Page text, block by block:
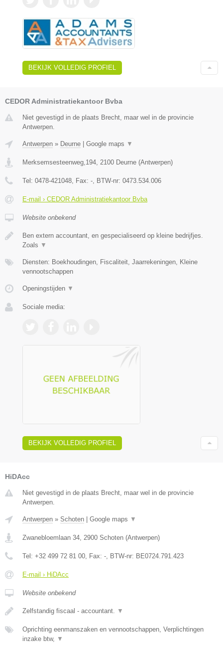
BEKIJK VOLLEDIG PROFIEL
CEDOR Administratiekantoor Bvba
Niet gevestigd in de plaats Brecht, maar wel in de provincie
Antwerpen.
Antwerpen » Deurne Google maps ▼
Merksemsesteenweg,194, 2100 Deurne (Antwerpen)
Tel: 0478-421048, Fax: -, BTW-nr: 0473.534.006
E-mail › CEDOR Administratiekantoor Bvba
Website onbekend
Ben extern accountant, en gespecialiseerd op kleine bedrijfjes.
Zoals ▼
Diensten: Boekhoudingen, Fiscaliteit, Jaarrekeningen, Kleine
vennootschappen
Openingstijden ▼
Sociale media:
BEKIJK VOLLEDIG PROFIEL
HiDAcc
Niet gevestigd in de plaats Brecht, maar wel in de provincie
Antwerpen.
Antwerpen » Schoten Google maps ▼
Zwanebloemlaan 34 2900 Schoten (Antwerpen)
Tel: +32 499 72 81 00 , Fax: - , BTW-nr: BE0724.791.423
E-mail › HiDAcc
Website onbekend
Zelfstandig fiscaal - accountant. ▼
Oprichting eenmanszaken en vennootschappen, Verplichtingen
inzake btw, ▼